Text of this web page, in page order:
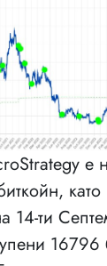
е
14-ти
16796